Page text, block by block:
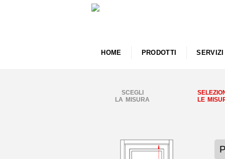
HOME PRODOTTI SERVIZI
SCEGLI
LA MISURA
LE